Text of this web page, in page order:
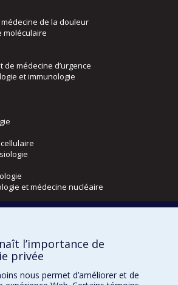
de la douleur
moléculaire
médecine d’urgence
et immunologie
et médecine nucléaire
de l’activité physique
l’importance de
privée
nous permet d’améliorer et de